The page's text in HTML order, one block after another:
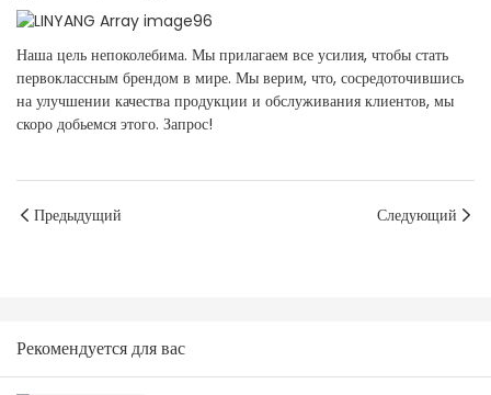
Наша цель непоколебима. Мы прилагаем все усилия, чтобы стать
первоклассным брендом в мире. Мы верим, что, сосредоточившись
на улучшении качества продукции и обслуживания клиентов, мы
скоро добьемся этого. Запрос!
Предыдущий Следующий
Рекомендуется для вас